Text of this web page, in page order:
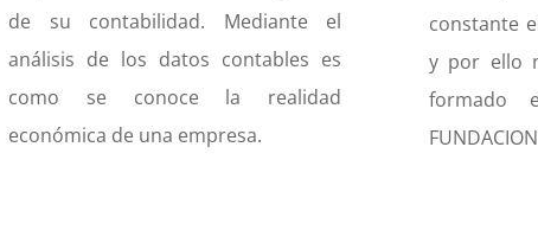
de su contabilidad. Mediante el
análisis de los datos contables es
como se conoce la realidad
económica de una empresa.
constante
y por ello
formado